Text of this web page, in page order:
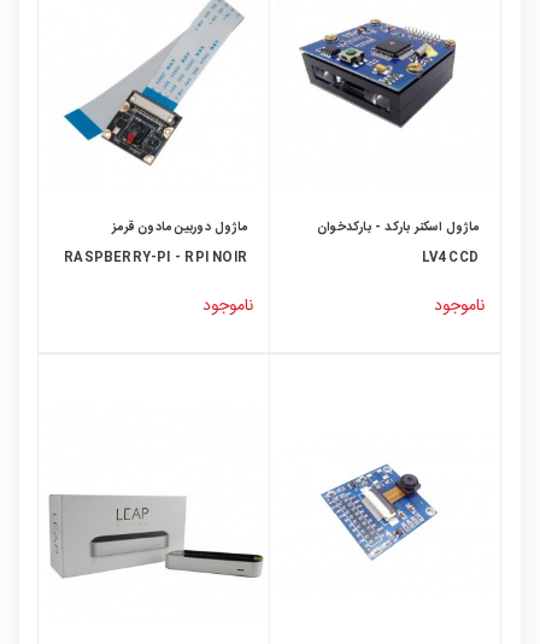
ماژول اسکنر بارکد - بارکدخوان
LV4 CCD
ناموجود
ماژول دوربین مادون قرمز
RASPBERRY-PI - RPI NOIR
ناموجود